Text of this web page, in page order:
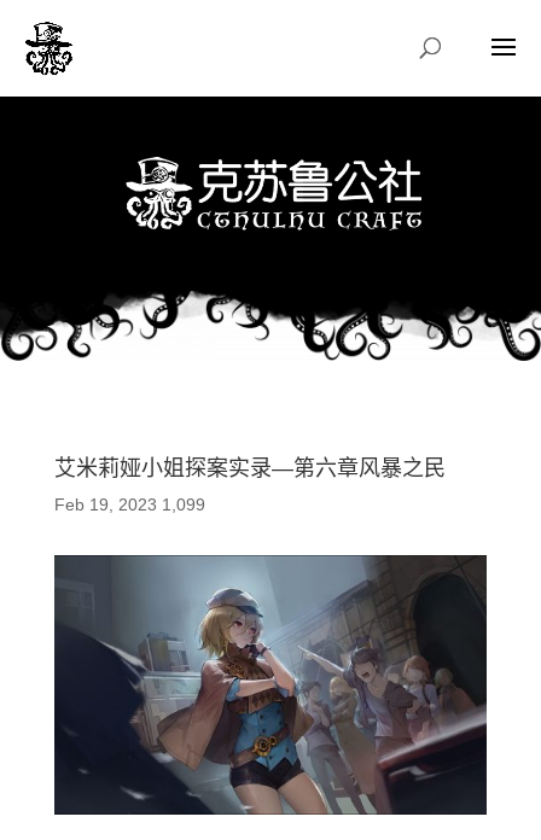
艾米莉娅小姐探案实录—第六章风暴之民
Feb 19, 2023 1,099